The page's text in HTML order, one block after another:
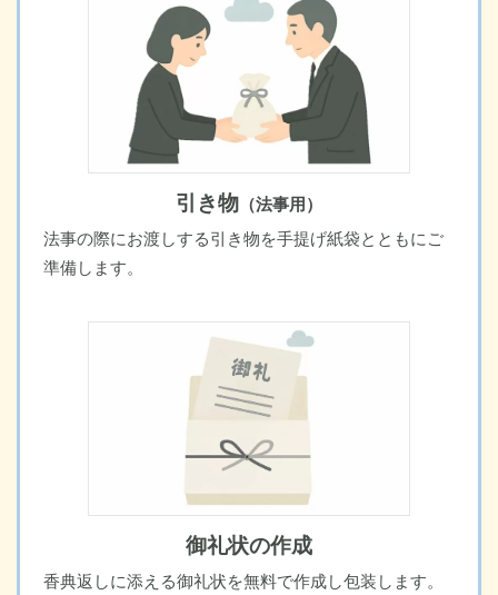
引き物 （法事用）
法事の際にお渡しする引き物を手提げ紙袋とともにご
準備します。
御礼状の作成
香典返しに添える御礼状を無料で作成し包装します。